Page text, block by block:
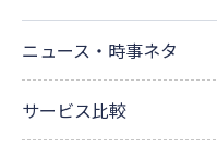
ニュース・時事ネタ
サービス比較